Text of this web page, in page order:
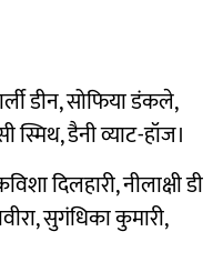
डीन, सोफिया डंकले,
स्मिथ, डैनी व्याट-हॉज।
दिलहारी, नीलाक्षी डी
सुगंधिका कुमारी,